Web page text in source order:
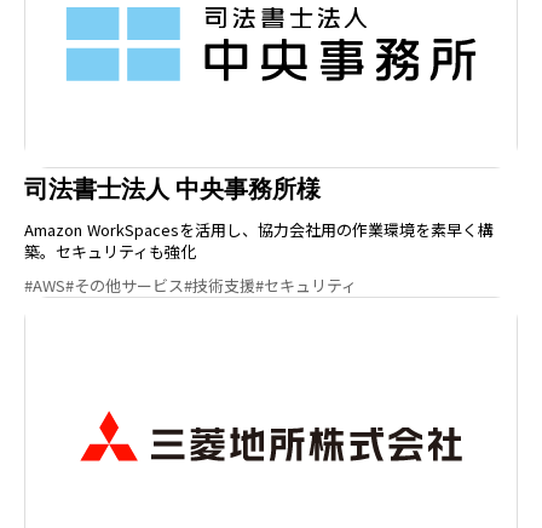
司法書士法人 中央事務所様
Amazon WorkSpacesを活用し、協力会社用の作業環境を素早く構
築。セキュリティも強化
#AWS#その他サービス#技術支援#セキュリティ